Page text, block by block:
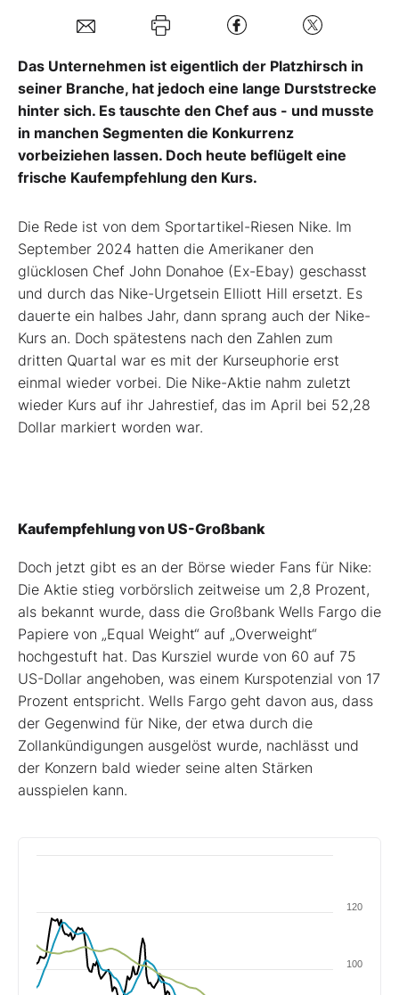
Das Unternehmen ist eigentlich der Platzhirsch in
seiner Branche, hat jedoch eine lange Durststrecke
hinter sich. Es tauschte den Chef aus - und musste
in manchen Segmenten die Konkurrenz
vorbeiziehen lassen. Doch heute beflügelt eine
frische Kaufempfehlung den Kurs.
Die Rede ist von dem Sportartikel-Riesen Nike. Im
September 2024 hatten die Amerikaner den
glücklosen Chef John Donahoe (Ex-Ebay) geschasst
und durch das Nike-Urgetsein Elliott Hill ersetzt. Es
dauerte ein halbes Jahr, dann sprang auch der Nike-
Kurs an. Doch spätestens nach den Zahlen zum
dritten Quartal war es mit der Kurseuphorie erst
einmal wieder vorbei. Die Nike-Aktie nahm zuletzt
wieder Kurs auf ihr Jahrestief, das im April bei 52,28
Dollar markiert worden war.
Kaufempfehlung von US-Großbank
Doch jetzt gibt es an der Börse wieder Fans für Nike:
Die Aktie stieg vorbörslich zeitweise um 2,8 Prozent,
als bekannt wurde, dass die Großbank Wells Fargo die
Papiere von „Equal Weight“ auf „Overweight“
hochgestuft hat. Das Kursziel wurde von 60 auf 75
US-Dollar angehoben, was einem Kurspotenzial von 17
Prozent entspricht. Wells Fargo geht davon aus, dass
der Gegenwind für Nike, der etwa durch die
Zollankündigungen ausgelöst wurde, nachlässt und
der Konzern bald wieder seine alten Stärken
ausspielen kann.
100
120